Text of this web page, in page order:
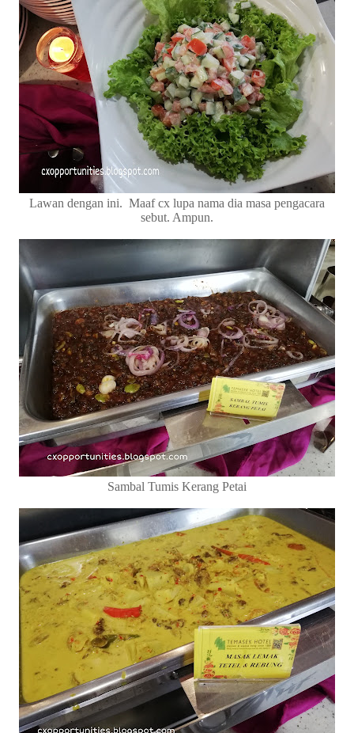
Lawan dengan ini. Maaf cx lupa nama dia masa pengacara
sebut. Ampun.
Sambal Tumis Kerang Petai